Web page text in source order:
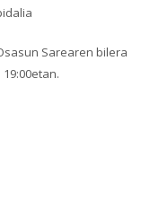
Sarearen bilera